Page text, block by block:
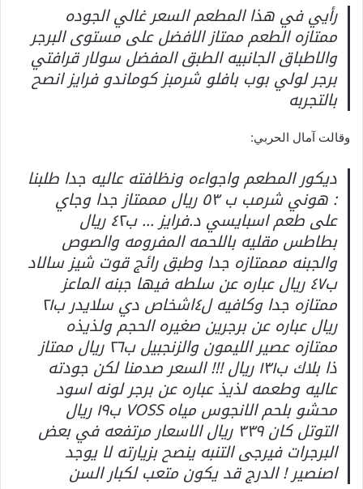
رأيي في هذا المطعم السعر غالي الجوده
ممتازه الطعم ممتاز الافضل على مستوى البرجر
والاطباق الجانبيه الطبق المفضل سولار قرافتي
برجر لولي بوب بافلو شرمبز كوماندو فرايز انصح
بالتجربه
وقالت آمال الحربي:
ديكور المطعم واجواءه ونظافته عاليه جدا طلبنا
: هوني شرمب ب ٥٣ ريال مممتاز جدا وجاي
على طعم اسبايسي د.فرايز … ب٤٢ ريال
بطاطس مقليه باللحمه المفرومه والصوص
والجبنه مممتازه جدا وطبق رائج قوت شيز سالاد
ب٤٧ ريال عباره عن سلطه فيها جبنه الماعز
ممتازه جدا وكافيه ل٤اشخاص دي سلايدر ب٢١
ريال عباره عن برجرين صغيره الحجم ولذيذه
ممتازه عصير الليمون والزنجبيل ب٢٦ ريال ممتاز
ذا بلاك ب١٣١ ريال !!! السعر صدمنا لكن جودته
عاليه وطعمه لذيذ عباره عن برجر لونه اسود
محشو بلحم الانجوس مياه VOSS ب١٩ ريال
التوتل كان ٣٣٩ ريال الاسعار مرتفعه في بعض
البرجرات فيرجى التنبه ينصح بزيارته لا يوجد
اصنصير ! الدرج قد يكون متعب لكبار السن